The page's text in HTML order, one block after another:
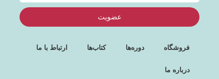
عضویت
فروشگاه دوره‌ها کتاب‌ها ارتباط با ما
درباره ما